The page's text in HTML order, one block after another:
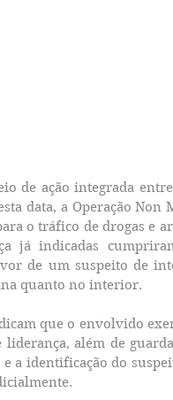
de ação integrada
data, a Operação
o tráfico de drogas e
já indicadas
de um suspeito de
quanto no interior.
que o envolvido
liderança, além de
a identificação do